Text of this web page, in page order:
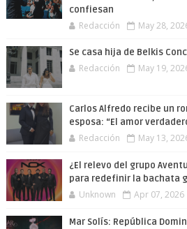
confiesan
Redacción May 28,
Se casa hija de Belkis
Redacción May 19,
Carlos Alfredo recibe un
esposa: “El amor
Redacción May 13,
¿El relevo del grupo
para redefinir la bachata
Unknown Apr 07, 2026
Mar Solís: República